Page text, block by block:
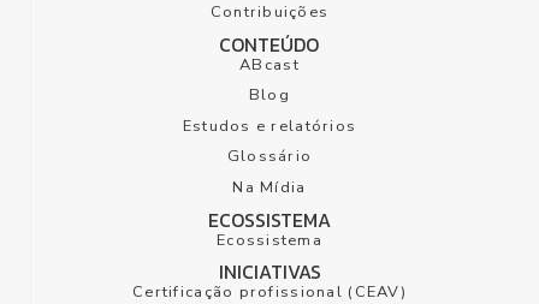
Contribuições
CONTEÚDO
ABcast
Blog
Estudos e relatórios
Glossário
Na Mídia
ECOSSISTEMA
Ecossistema
INICIATIVAS
Certificação profissional (CEAV)